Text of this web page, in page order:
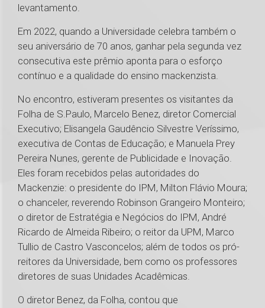
levantamento.
Em 2022, quando a Universidade celebra também o
seu aniversário de 70 anos, ganhar pela segunda vez
consecutiva este prêmio aponta para o esforço
contínuo e a qualidade do ensino mackenzista.
No encontro, estiveram presentes os visitantes da
Folha de S.Paulo, Marcelo Benez, diretor Comercial
Executivo; Elisangela Gaudêncio Silvestre Veríssimo,
executiva de Contas de Educação; e Manuela Prey
Pereira Nunes, gerente de Publicidade e Inovação.
Eles foram recebidos pelas autoridades do
Mackenzie: o presidente do IPM, Milton Flávio Moura;
o chanceler, reverendo Robinson Grangeiro Monteiro;
o diretor de Estratégia e Negócios do IPM, André
Ricardo de Almeida Ribeiro; o reitor da UPM, Marco
Tullio de Castro Vasconcelos; além de todos os pró-
reitores da Universidade, bem como os professores
diretores de suas Unidades Acadêmicas.
O diretor Benez, da Folha, contou que